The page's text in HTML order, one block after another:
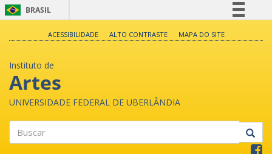
BRASIL
Legislação
Canais
ACESSIBILIDADE ALTO CONTRASTE MAPA DO SITE
Instituto de
Artes
UNIVERSIDADE FEDERAL DE UBERLÂNDIA